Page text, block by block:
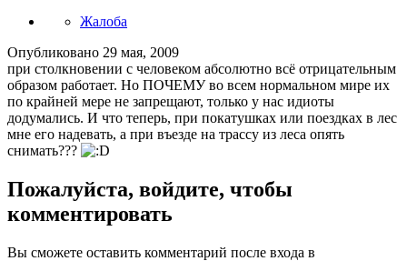
Жалоба
Опубликовано 29 мая, 2009
при столкновении с человеком абсолютно всё отрицательным
образом работает. Но ПОЧЕМУ во всем нормальном мире их
по крайней мере не запрещают, только у нас идиоты
додумались. И что теперь, при покатушках или поездках в лес
мне его надевать, а при въезде на трассу из леса опять
снимать???
Пожалуйста, войдите, чтобы
комментировать
Вы сможете оставить комментарий после входа в